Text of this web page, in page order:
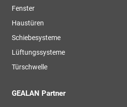
Fenster
Haustüren
Schiebesysteme
Lüftungssysteme
Türschwelle
GEALAN Partner